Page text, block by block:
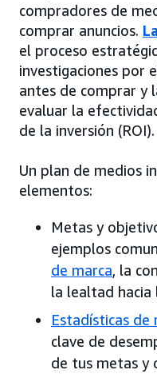
compradores de
comprar anuncios.
el proceso
investigaciones por
antes de comprar y
evaluar la
de la inversión (ROI).
Un plan de medios
elementos:
Metas y
ejemplos
de marca, la
la lealtad hacia
Estadísticas de
clave de
de tus metas y